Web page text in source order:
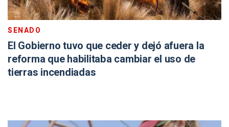
SENADO
El Gobierno tuvo que ceder y dejó afuera la
reforma que habilitaba cambiar el uso de
tierras incendiadas